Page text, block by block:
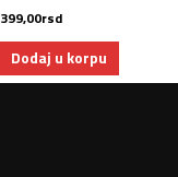
399,00rsd
Dodaj u korpu